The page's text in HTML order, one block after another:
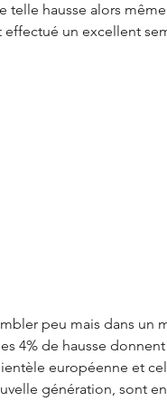
telle hausse alors
un excellent
peu mais dans un
4% de hausse
européenne et
génération, sont